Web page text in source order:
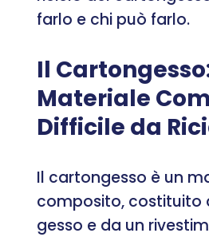
farlo e chi può farlo.
Il
Materiale
Difficile da
Il cartongesso è un
composito, costituito
gesso e da un